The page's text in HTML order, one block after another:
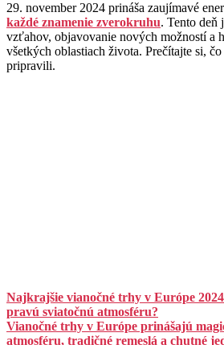
29. november 2024 prináša zaujímavé
každé znamenie zverokruhu. Tento deň
vzťahov, objavovanie nových možností a
všetkých oblastiach života. Prečítajte si,
pripravili.
Najkrajšie vianočné trhy v Európe
pravú sviatočnú atmosféru?
Vianočné trhy v Európe prinášajú
atmosféru, tradičné remeslá a chutné